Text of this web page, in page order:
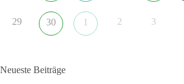
29 30 1 2 3
Neueste Beiträge